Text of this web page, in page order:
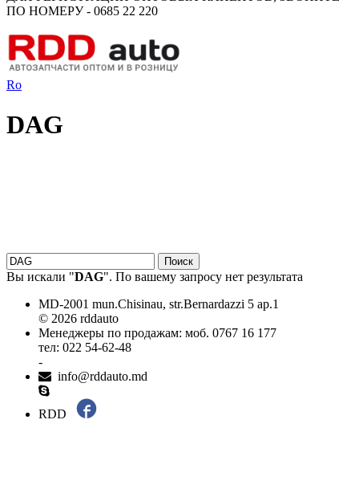
ПО НОМЕРУ - 0685 22 220
Ro
DAG
Вы искали "DAG". По вашему запросу нет результата
MD-2001 mun.Chisinau, str.Bernardazzi 5 ap.1
© 2026 rddauto
Менеджеры по продажам: моб. 0767 16 177
тел: 022 54-62-48
-
info@rddauto.md
RDD